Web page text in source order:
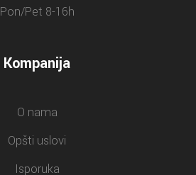
Pon/Pet 8-16h
Kompanija
O nama
Opšti uslovi
Isporuka